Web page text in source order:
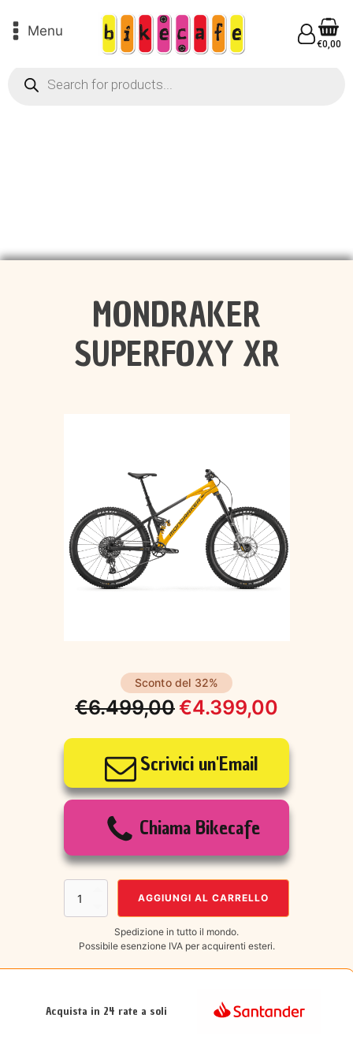
Menu
€0,00
Products
search
MONDRAKER
SUPERFOXY XR
Sconto del 32%
€6.499,00
Il
prezzo
originale
€6.499,00.
€4.399,00
Il
prezzo
attuale
€4.399,00.
Scrivici un'Email
Chiama Bikecafe
MONDRAKER
SUPERFOXY
XR
AGGIUNGI AL CARRELLO
Spedizione in tutto il mondo.
Possibile esenzione IVA per acquirenti esteri.
Acquista in 24 rate a soli